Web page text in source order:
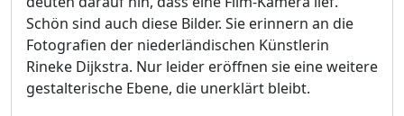
Schön sind auch diese Bilder. Sie erinnern an die
Fotografien der niederländischen Künstlerin
Rineke Dijkstra. Nur leider eröffnen sie eine weitere
gestalterische Ebene, die unerklärt bleibt.